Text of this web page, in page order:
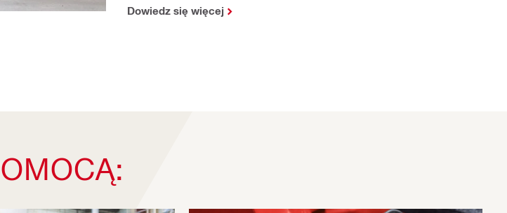
Dowiedz się więcej